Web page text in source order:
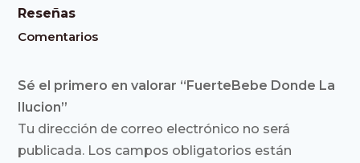
Reseñas
Comentarios
Sé el primero en valorar “FuerteBebe Donde La
Ilucion”
Tu dirección de correo electrónico no será
publicada. Los campos obligatorios están